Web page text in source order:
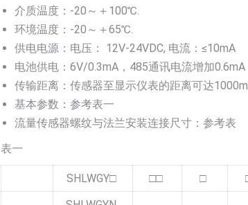
介质温度：-20～＋100℃.
环境温度：-20～＋65℃.
供电电源：电压： 12V-24VDC, 电流：≤10mA
电池供电：6V/0.3mA，485通讯电流增加0.6mA
传输距离：传感器至显示仪表的距离可达1000m
基本参数：参考表一
流量传感器螺纹与法兰安装连接尺寸：参考表
表一
SHLWGY□ □□ □